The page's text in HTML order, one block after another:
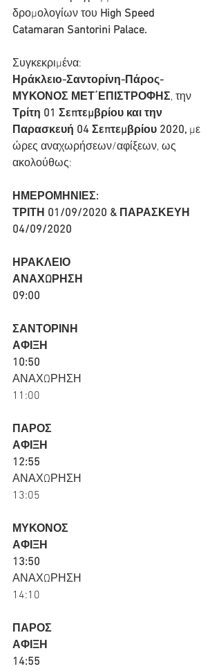
δρομολογίων του High Speed
Catamaran Santorini Palace.
Συγκεκριμένα:
Ηράκλειο-Σαντορίνη-Πάρος-
ΜΥΚΟΝΟΣ ΜΕΤ΄ΕΠΙΣΤΡΟΦΗΣ, την
Τρίτη 01 Σεπτεμβρίου και την
Παρασκευή 04 Σεπτεμβρίου 2020, με
ώρες αναχωρήσεων/αφίξεων, ως
ακολούθως:
ΗΜΕΡΟΜΗΝΙΕΣ:
ΤΡΙΤΗ 01/09/2020 & ΠΑΡΑΣΚΕΥΗ
04/09/2020
ΗΡΑΚΛΕΙΟ
ΑΝΑΧΩΡΗΣΗ
09:00
ΣΑΝΤΟΡΙΝΗ
ΑΦΙΞΗ
10:50
ΑΝΑΧΩΡΗΣΗ
11:00
ΠΑΡΟΣ
ΑΦΙΞΗ
12:55
ΑΝΑΧΩΡΗΣΗ
13:05
ΜΥΚΟΝΟΣ
ΑΦΙΞΗ
13:50
ΑΝΑΧΩΡΗΣΗ
14:10
ΠΑΡΟΣ
ΑΦΙΞΗ
14:55